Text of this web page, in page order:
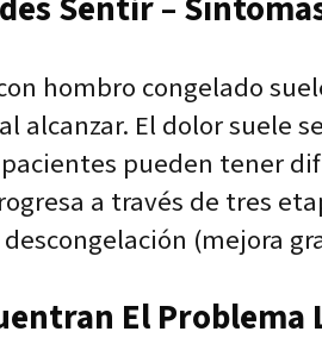
Sentir –
hombro congelado
alcanzar. El dolor
pueden tener
a través de tres
(mejora
El Problema